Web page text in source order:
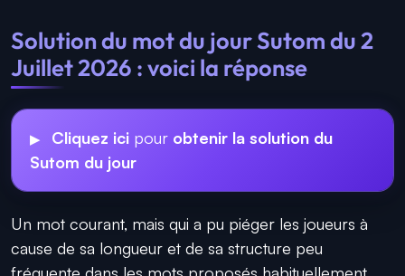
Solution du mot du jour Sutom du 2
Juillet 2026 : voici la réponse
Cliquez ici pour obtenir la solution du
Sutom du jour
Un mot courant, mais qui a pu piéger les joueurs à
cause de sa longueur et de sa structure peu